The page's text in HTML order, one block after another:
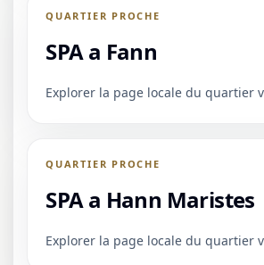
QUARTIER PROCHE
SPA a Fann
Explorer la page locale du quartier
QUARTIER PROCHE
SPA a Hann Maristes
Explorer la page locale du quartier